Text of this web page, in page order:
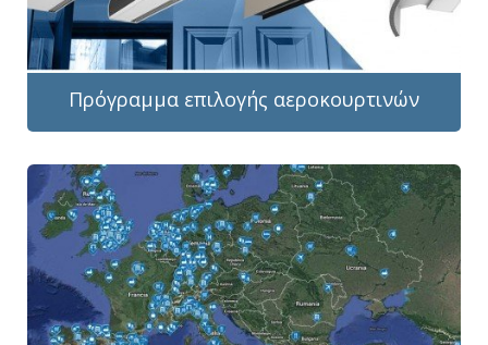
Πρόγραμμα επιλογής αεροκουρτινών